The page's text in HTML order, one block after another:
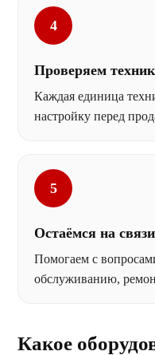
4
Проверяем
Каждая единица
настройку перед
5
Остаёмся на
Помогаем с
обслуживанию,
Какое